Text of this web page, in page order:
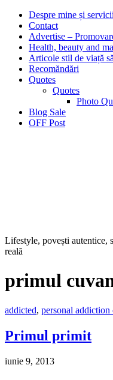
Despre mine și
Contact
Advertise –
Health, beauty and
Articole stil de viață
Recomăndări
Quotes
Quotes
Photo
Blog Sale
OFF Post
Lifestyle, povești autentice,
reală
primul
addicted, personal addiction
Primul primit
iunie 9, 2013